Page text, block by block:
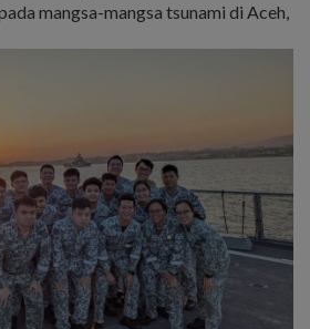
mangsa-mangsa tsunami di Aceh,